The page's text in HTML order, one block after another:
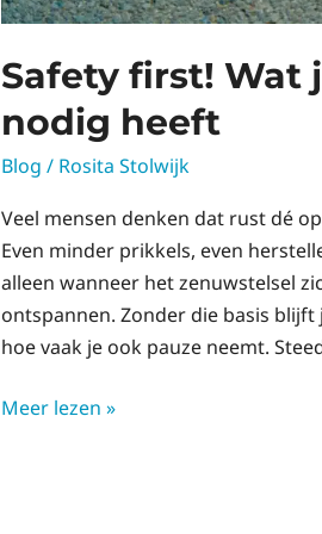
Safety first! Wat
nodig heeft
Blog / Rosita Stolwijk
Veel mensen denken dat rust dé
Even minder prikkels, even
alleen wanneer het zenuwstelsel
ontspannen. Zonder die basis
hoe vaak je ook pauze neemt.
Meer lezen »